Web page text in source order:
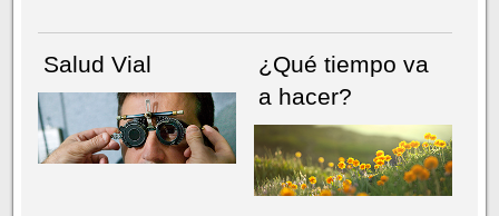
Salud Vial
¿Qué tiempo va
a hacer?